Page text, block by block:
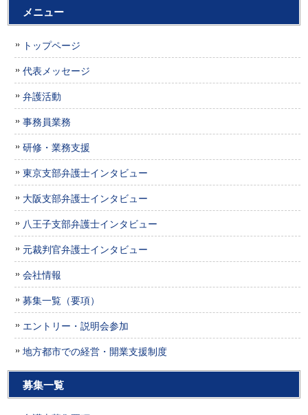
メニュー
トップページ
代表メッセージ
弁護活動
事務員業務
研修・業務支援
東京支部弁護士インタビュー
大阪支部弁護士インタビュー
八王子支部弁護士インタビュー
元裁判官弁護士インタビュー
会社情報
募集一覧（要項）
エントリー・説明会参加
地方都市での経営・開業支援制度
募集一覧